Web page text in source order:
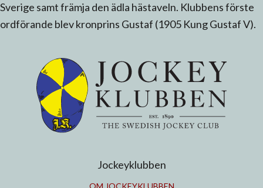
Sverige samt främja den ädla hästaveln. Klubbens förste
ordförande blev kronprins Gustaf (1905 Kung Gustaf V).
Jockeyklubben